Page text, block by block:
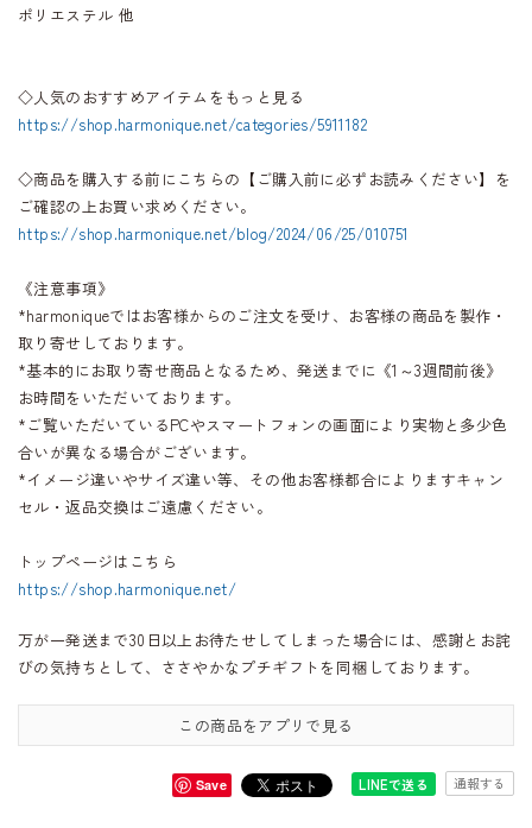
ポリエステル 他
◇人気のおすすめアイテムをもっと見る
https://shop.harmonique.net/categories/5911182
◇商品を購入する前にこちらの【ご購入前に必ずお読みください】を
ご確認の上お買い求めください。
https://shop.harmonique.net/blog/2024/06/25/010751
《注意事項》
*harmoniqueではお客様からのご注文を受け、お客様の商品を製作・
取り寄せしております。
*基本的にお取り寄せ商品となるため、発送までに《1～3週間前後》
お時間をいただいております。
*ご覧いただいているPCやスマートフォンの画面により実物と多少色
合いが異なる場合がございます。
*イメージ違いやサイズ違い等、その他お客様都合によりますキャン
セル・返品交換はご遠慮ください。
トップページはこちら
https://shop.harmonique.net/
万が一発送まで30日以上お待たせしてしまった場合には、感謝とお詫
びの気持ちとして、ささやかなプチギフトを同梱しております。
この商品をアプリで見る
Save LINEで送る 通報する